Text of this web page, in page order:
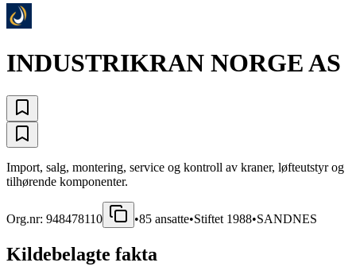
INDUSTRIKRAN NORGE AS
Import, salg, montering, service og kontroll av kraner, løfteutstyr og
tilhørende komponenter.
Org.nr: 948478110 •85 ansatte•Stiftet 1988•SANDNES
Kildebelagte fakta